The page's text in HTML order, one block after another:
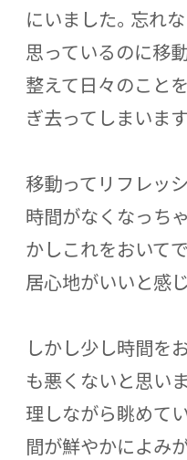
にいました。忘れ
思っているのに移
整えて日々のこと
ぎ去ってしまいます
移動ってリフレッ
時間がなくなっち
かしこれをおいて
居心地がいいと感
しかし少し時間を
も悪くないと思い
理しながら眺めて
間が鮮やかによみ